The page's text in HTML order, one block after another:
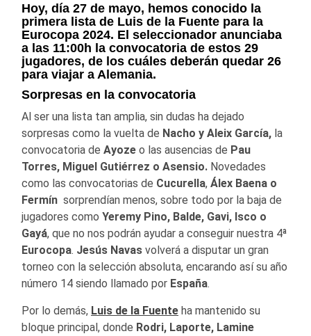
Hoy, día 27 de mayo, hemos conocido la
primera lista de Luis de la Fuente para la
Eurocopa 2024. El seleccionador anunciaba
a las 11:00h la convocatoria de estos 29
jugadores, de los cuáles deberán quedar 26
para viajar a Alemania.
Sorpresas en la convocatoria
Al ser una lista tan amplia, sin dudas ha dejado
sorpresas como la vuelta de Nacho y Aleix García, la
convocatoria de Ayoze o las ausencias de Pau
Torres, Miguel Gutiérrez o Asensio. Novedades
como las convocatorias de Cucurella, Álex Baena o
Fermín sorprendían menos, sobre todo por la baja de
jugadores como Yeremy Pino, Balde, Gavi, Isco o
Gayá, que no nos podrán ayudar a conseguir nuestra 4ª
Eurocopa. Jesús Navas volverá a disputar un gran
torneo con la selección absoluta, encarando así su año
número 14 siendo llamado por España.
Por lo demás, Luis de la Fuente ha mantenido su
bloque principal, donde Rodri, Laporte, Lamine